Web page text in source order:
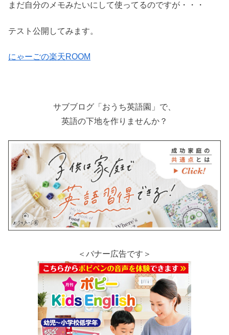
まだ自分のメモみたいにして使ってるのですが・・・
テスト公開してみます。
にゃーごの楽天ROOM
サブブログ「おうち英語園」で、
英語の下地を作りませんか？
＜バナー広告です＞